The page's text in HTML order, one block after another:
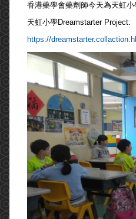
香港藥學會藥劑師今天為天虹
天虹小學Dreamstarter Project:
https://